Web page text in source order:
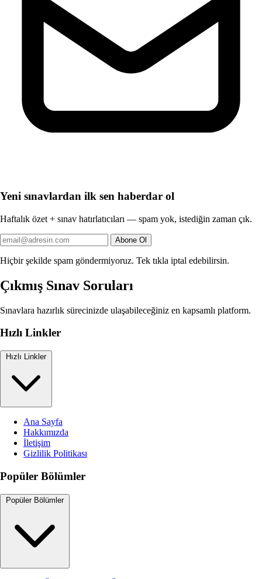
Yeni sınavlardan ilk sen haberdar ol
Haftalık özet + sınav hatırlatıcıları — spam yok, istediğin zaman çık.
Abone Ol
Hiçbir şekilde spam göndermiyoruz. Tek tıkla iptal edebilirsin.
Çıkmış Sınav Soruları
Sınavlara hazırlık sürecinizde ulaşabileceğiniz en kapsamlı platform.
Hızlı Linkler
Hızlı Linkler
Ana Sayfa
Hakkımızda
İletişim
Gizlilik Politikası
Popüler Bölümler
Popüler Bölümler